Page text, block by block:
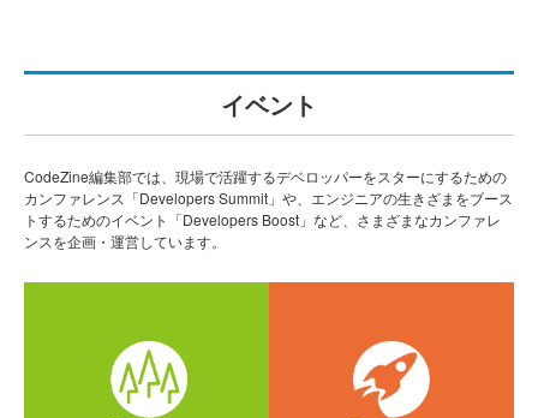
イベント
CodeZine編集部では、現場で活躍するデベロッパーをスターにするための
カンファレンス「Developers Summit」や、エンジニアの生きざまをブース
トするためのイベント「Developers Boost」など、さまざまなカンファレ
ンスを企画・運営しています。